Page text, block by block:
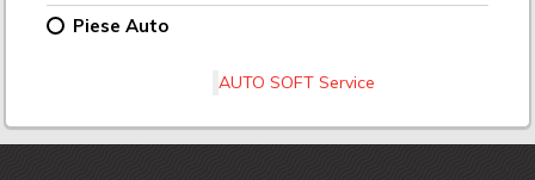
Piese Auto
AUTO SOFT Service